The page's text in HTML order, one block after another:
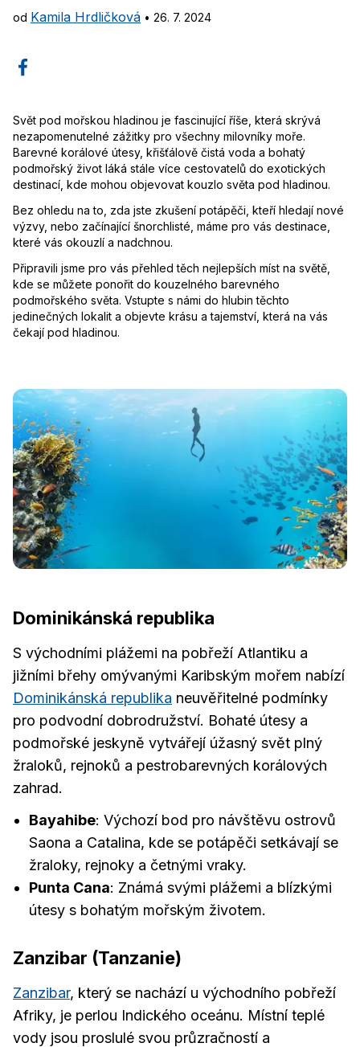
od Kamila Hrdličková • 26. 7. 2024
Svět pod mořskou hladinou je fascinující říše, která skrývá
nezapomenutelné zážitky pro všechny milovníky moře.
Barevné korálové útesy, křišťálově čistá voda a bohatý
podmořský život láká stále více cestovatelů do exotických
destinací, kde mohou objevovat kouzlo světa pod hladinou.
Bez ohledu na to, zda jste zkušení potápěči, kteří hledají nové
výzvy, nebo začínající šnorchlisté, máme pro vás destinace,
které vás okouzlí a nadchnou.
Připravili jsme pro vás přehled těch nejlepších míst na světě,
kde se můžete ponořit do kouzelného barevného
podmořského světa. Vstupte s námi do hlubin těchto
jedinečných lokalit a objevte krásu a tajemství, která na vás
čekají pod hladinou.
Dominikánská republika
S východními plážemi na pobřeží Atlantiku a
jižními břehy omývanými Karibským mořem nabízí
Dominikánská republika neuvěřitelné podmínky
pro podvodní dobrodružství. Bohaté útesy a
podmořské jeskyně vytvářejí úžasný svět plný
žraloků, rejnoků a pestrobarevných korálových
zahrad.
Bayahibe: Výchozí bod pro návštěvu ostrovů
Saona a Catalina, kde se potápěči setkávají se
žraloky, rejnoky a četnými vraky.
Punta Cana: Známá svými plážemi a blízkými
útesy s bohatým mořským životem.
Zanzibar (Tanzanie)
Zanzibar, který se nachází u východního pobřeží
Afriky, je perlou Indického oceánu. Místní teplé
vody jsou proslulé svou průzračností a